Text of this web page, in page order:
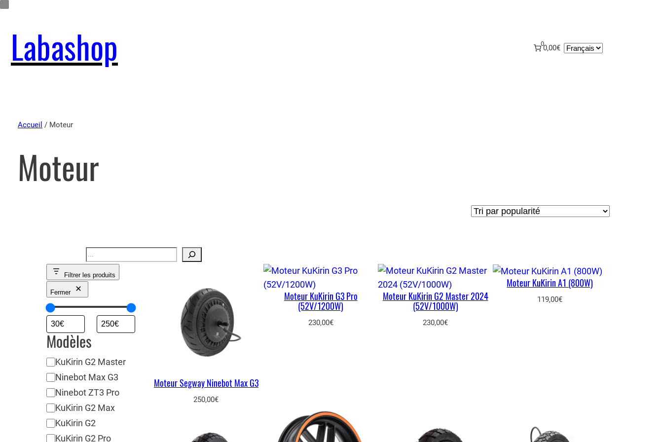
Labashop 00,00€
Choisir
Accueil / Moteur
Moteur
Filtrer les produits
Fermer
Modèles
M
o
d
è
l
e
KuKirin G2 Master
Ninebot Max G3
Ninebot ZT3 Pro
KuKirin G2 Max
KuKirin G2
KuKirin G2 Pro
Moteur Segway Ninebot Max G3
250,00€
Moteur KuKirin G3 Pro
(52V/1200W)
230,00€
Moteur KuKirin G2 Master 2024
(52V/1000W)
230,00€
Moteur KuKirin A1 (800W)
119,00€